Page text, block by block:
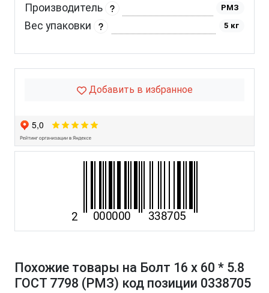
Производитель РМЗ
Вес упаковки 5 кг
Добавить в избранное
Похожие товары на Болт 16 х 60 * 5.8
ГОСТ 7798 (РМЗ) код позиции 0338705